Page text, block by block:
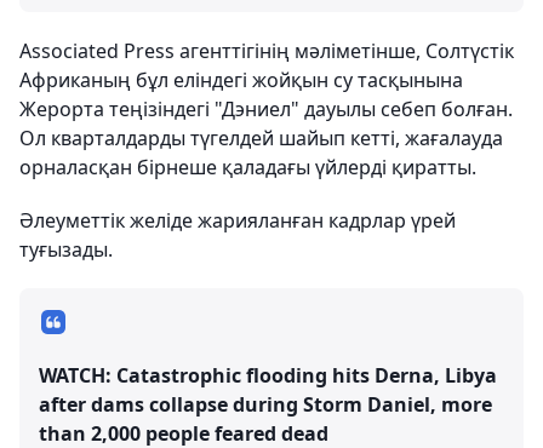
Associated Press агенттігінің мәліметінше, Солтүстік
Африканың бұл еліндегі жойқын су тасқынына
Жерорта теңізіндегі "Дэниел" дауылы себеп болған.
Ол кварталдарды түгелдей шайып кетті, жағалауда
орналасқан бірнеше қаладағы үйлерді қиратты.
Әлеуметтік желіде жарияланған кадрлар үрей
туғызады.
WATCH: Catastrophic flooding hits Derna, Libya
after dams collapse during Storm Daniel, more
than 2,000 people feared dead